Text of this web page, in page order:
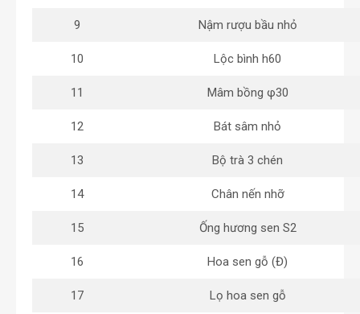
9 Nậm rượu bầu nhỏ
10 Lộc bình h60
11 Mâm bồng φ30
12 Bát sâm nhỏ
13 Bộ trà 3 chén
14 Chân nến nhỡ
15 Ống hương sen S2
16 Hoa sen gỗ (Đ)
17 Lọ hoa sen gỗ